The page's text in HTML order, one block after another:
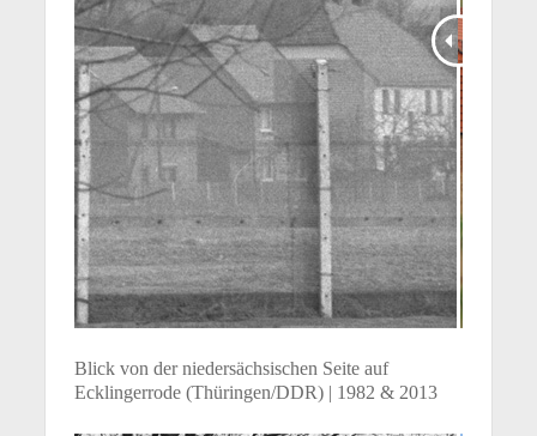
Blick von der niedersächsischen Seite auf
Ecklingerrode (Thüringen/DDR) | 1982 & 2013